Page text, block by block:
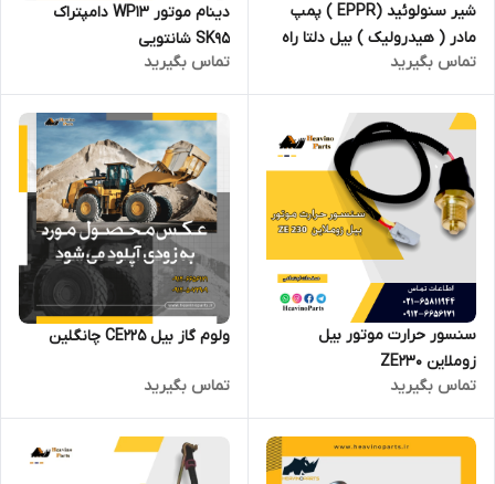
شیر سنولوئید (EPPR ) پمپ
مادر ( هیدرولیک ) بیل دلتا راه
ماشین SC220-9
تماس بگیرید
دینام موتور WP13 دامپتراک
SK95 شانتویی
تماس بگیرید
سنسور حرارت موتور بیل
زوملاین ZE230
تماس بگیرید
ولوم گاز بیل CE225 چانگلین
تماس بگیرید